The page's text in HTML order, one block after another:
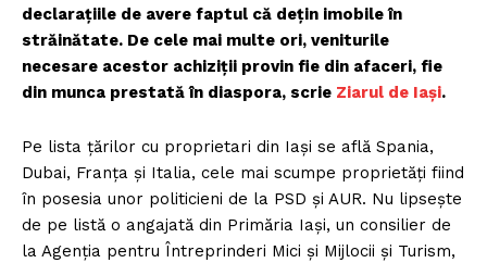
declarațiile de avere faptul că dețin imobile în
străinătate. De cele mai multe ori, veniturile
necesare acestor achiziții provin fie din afaceri, fie
din munca prestată în diaspora, scrie Ziarul de Iași.
Pe lista țărilor cu proprietari din Iași se află Spania,
Dubai, Franța și Italia, cele mai scumpe proprietăți fiind
în posesia unor politicieni de la PSD și AUR. Nu lipsește
de pe listă o angajată din Primăria Iași, un consilier de
la Agenția pentru Întreprinderi Mici și Mijlocii și Turism,